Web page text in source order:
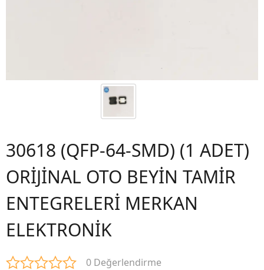
30618 (QFP-64-SMD) (1 ADET)
ORİJİNAL OTO BEYİN TAMİR
ENTEGRELERİ MERKAN
ELEKTRONİK
0 Değerlendirme